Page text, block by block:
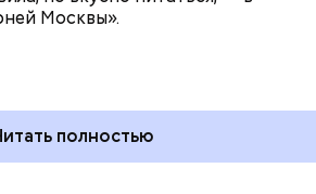
Москвы».
полностью
с середины следующей